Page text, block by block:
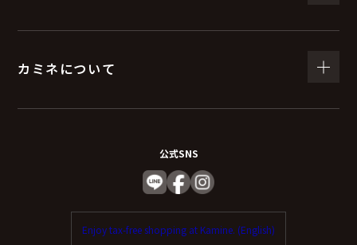
カミネについて
公式SNS
Enjoy tax-free shopping at Kamine. (English)